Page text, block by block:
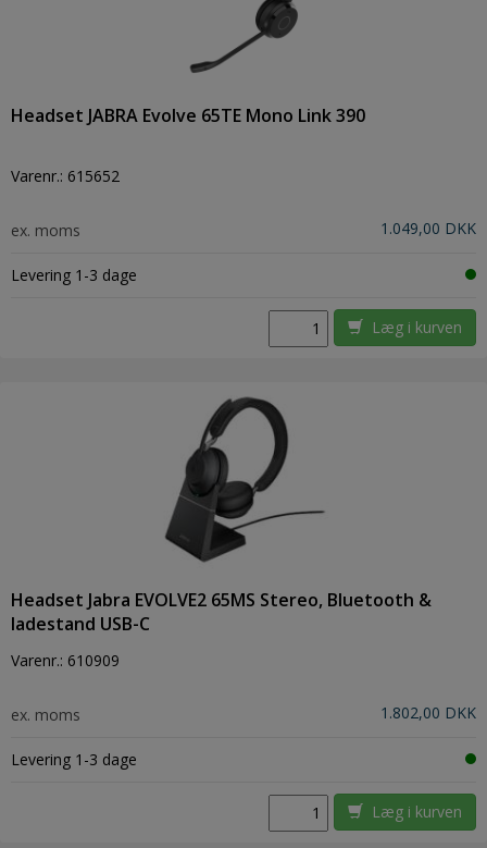
Headset JABRA Evolve 65TE Mono Link 390
Varenr.: 615652
ex. moms 1.049,00 DKK
Levering 1-3 dage
Læg i kurven
Headset Jabra EVOLVE2 65MS Stereo, Bluetooth &
ladestand USB-C
Varenr.: 610909
ex. moms 1.802,00 DKK
Levering 1-3 dage
Læg i kurven